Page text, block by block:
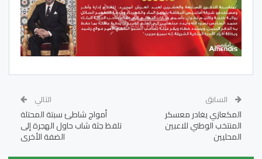
السابق
المكعازي يغادر معسكر
المنتخب الوطني للاعبين
المحليين
التالي
أمواج شاطئ سبتة المحتلة
تلفظ جثة شاب حاول الهجرة إلى
الضفة الأخرى